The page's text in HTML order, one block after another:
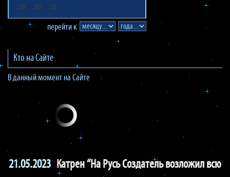
29
30 31
перейти к
Кто на Сайте
В данный момент на Сайте
21.05.2023 Катрен “На Русь Создатель возложил всю